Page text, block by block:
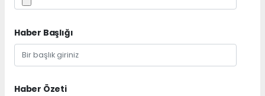
Haber Başlığı
Haber Özeti